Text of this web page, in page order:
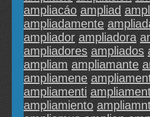
ampliacáo ampliad
ampliadamente
ampliador ampliadora
ampliadores ampliados
ampliam ampliamante
ampliamene
ampliamenti
ampliamiento